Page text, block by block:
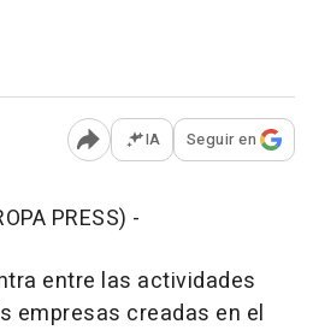
Abrir opciones para
IA Seguir en
PRESS) -
entre las actividades
empresas creadas en el